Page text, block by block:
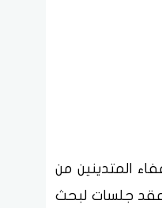
المتدينين من
عقد جلسات لبحث